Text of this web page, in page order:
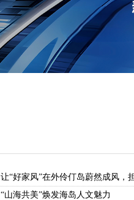
让“好家风”在外伶仃岛蔚然成风，
“山海共美”焕发海岛人文魅力